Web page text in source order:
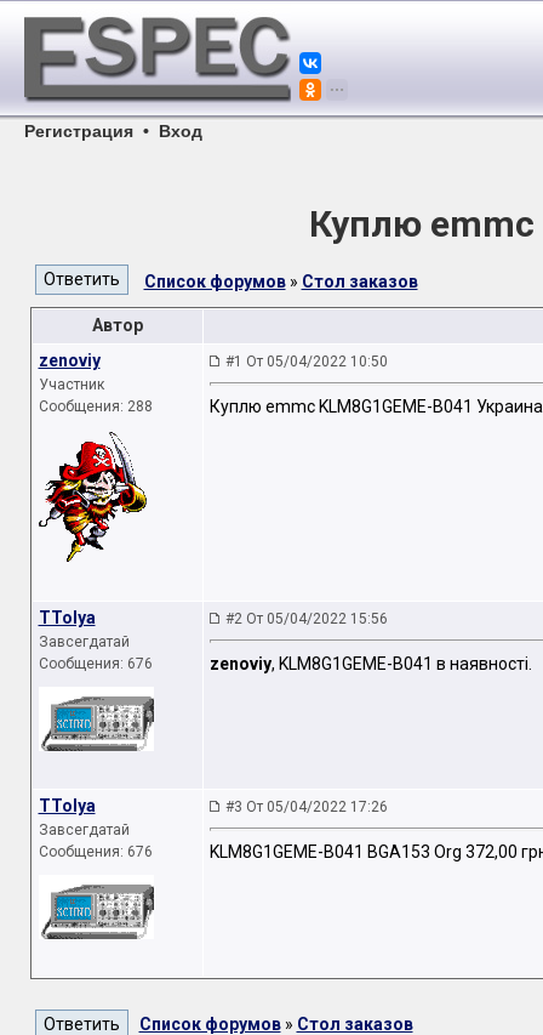
Регистрация • Вход
Куплю emmc
Список форумов» Стол заказов
Автор
zenoviy
Участник
Сообщения: 288
#1 От 05/04/2022 10:50
Куплю emmc KLM8G1GEME-B041 Украина
TTolya
Завсегдатай
Сообщения: 676
#2 От 05/04/2022 15:56
zenoviy, KLM8G1GEME-B041 в наявності.
TTolya
Завсегдатай
Сообщения: 676
#3 От 05/04/2022 17:26
KLM8G1GEME-B041 BGA153 Org 372,00
Список форумов» Стол заказов